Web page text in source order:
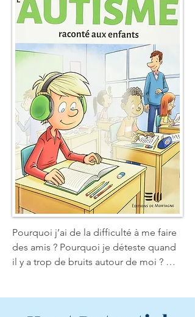
du développement (TED) ; Léo est
autiste. De manière simple et
amusante, Coralie tente d'expliquer,
dans ses mots, ce qu'est l'autisme et
comment elle vit avec le fait d'avoir un
petit frère différent des autres.
Agrémenté de plusieurs trucs et
conseils avisés et d'illustrations
réalisées par des enfants, cet ouvrage
de vulgarisation est conçu
expressément pour plaire aux jeunes
et pour les aider à mieux vivre ou à
mieux comprendre la différence.
Pourquoi j’ai de la difficulté à me faire
des amis ? Pourquoi je déteste quand
il y a trop de bruits autour de moi ?